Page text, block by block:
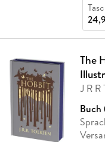
The
J R R
Buch